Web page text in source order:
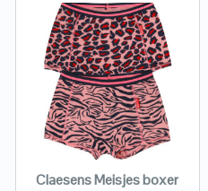
Claesens Meisjes boxer